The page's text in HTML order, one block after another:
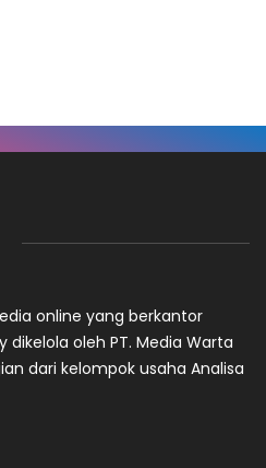
online yang berkantor
dikelola oleh PT. Media Warta
dari kelompok usaha Analisa